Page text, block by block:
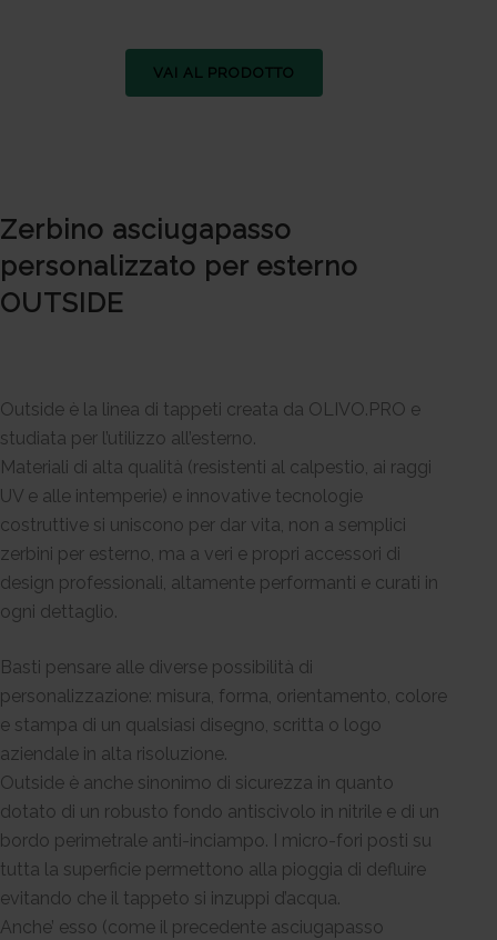
VAI AL PRODOTTO
Zerbino asciugapasso
personalizzato per esterno
OUTSIDE
Outside è la linea di tappeti creata da OLIVO.PRO e
studiata per l’utilizzo all’esterno.
Materiali di alta qualità (resistenti al calpestio, ai raggi
UV e alle intemperie) e innovative tecnologie
costruttive si uniscono per dar vita, non a semplici
zerbini per esterno, ma a veri e propri accessori di
design professionali, altamente performanti e curati in
ogni dettaglio.
Basti pensare alle diverse possibilità di
personalizzazione: misura, forma, orientamento, colore
e stampa di un qualsiasi disegno, scritta o logo
aziendale in alta risoluzione.
Outside è anche sinonimo di sicurezza in quanto
dotato di un robusto fondo antiscivolo in nitrile e di un
bordo perimetrale anti-inciampo. I micro-fori posti su
tutta la superficie permettono alla pioggia di defluire
evitando che il tappeto si inzuppi d’acqua.
Anche’ esso (come il precedente asciugapasso